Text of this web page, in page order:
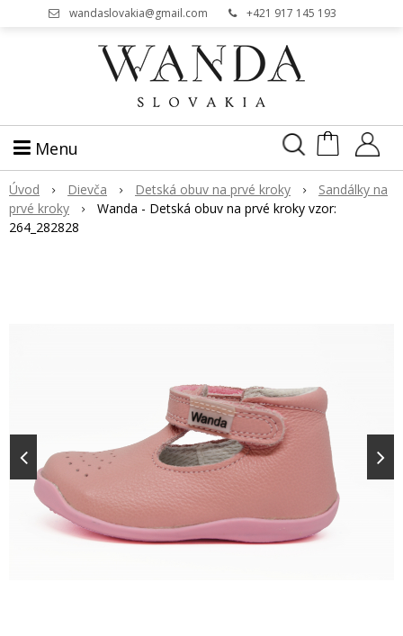
wandaslovakia@gmail.com +421 917 145 193
Menu
Úvod Dievča Detská obuv na prvé kroky
Sandálky na
prvé kroky
Wanda - Detská obuv na prvé kroky vzor:
264_282828